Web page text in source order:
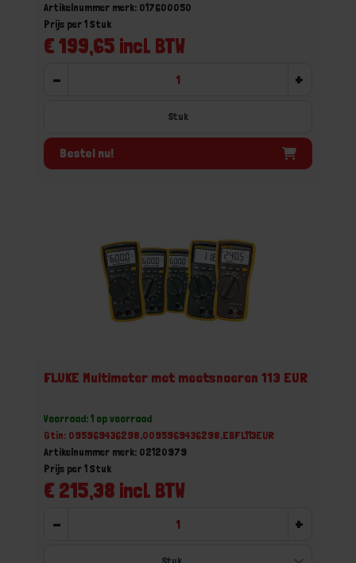
Artikelnummer merk: 017600050
€ 199,65 incl. BTW
Prijs per 1 Stuk
- +
Stuk
Bestel nu!
FLUKE Multimeter met meetsnoeren 113 EUR
Voorraad: 1 op voorraad
Gtin: 095969436298,0095969436298,EBFL113EUR
Artikelnummer merk: 02120979
€ 215,38 incl. BTW
Prijs per 1 Stuk
- +